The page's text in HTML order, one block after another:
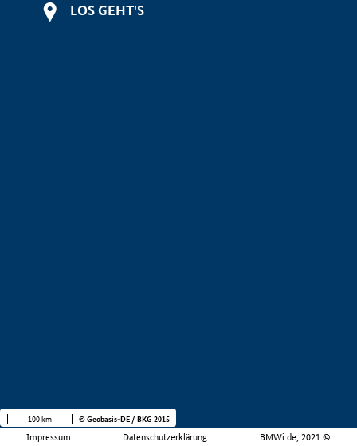
LOS GEHT'S
Impressum Datenschutzerklärung BMWi.de, 2021 ©
100 km © Geobasis-DE / BKG 2015